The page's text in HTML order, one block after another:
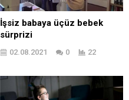
İşsiz babaya üçüz bebek
sürprizi
02.08.2021 0 22